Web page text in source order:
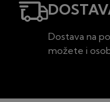
Dostava na
možete i